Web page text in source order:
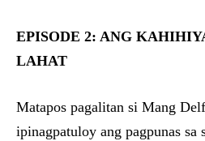
EPISODE 2: ANG
LAHAT
Matapos pagalitan si Mang
ipinagpatuloy ang pagpunas